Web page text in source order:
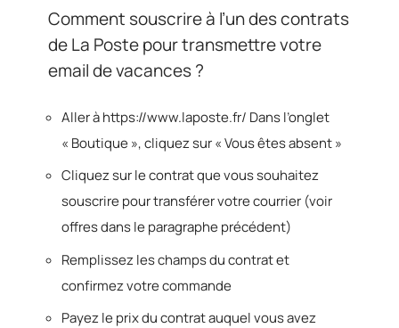
Comment souscrire à l’un des contrats
de La Poste pour transmettre votre
email de vacances ?
Aller à https://www.laposte.fr/ Dans l’onglet
« Boutique », cliquez sur « Vous êtes absent »
Cliquez sur le contrat que vous souhaitez
souscrire pour transférer votre courrier (voir
offres dans le paragraphe précédent)
Remplissez les champs du contrat et
confirmez votre commande
Payez le prix du contrat auquel vous avez